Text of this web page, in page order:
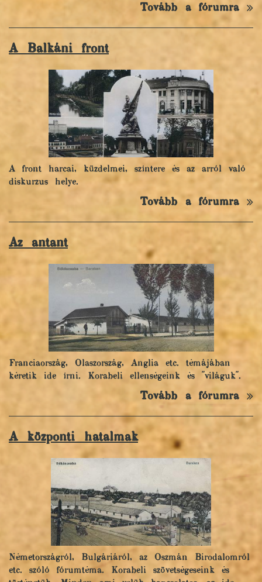
Tovább a fórumra
A Balkáni front
A front harcai, küzdelmei, színtere és az arról való
diskurzus helye.
Tovább a fórumra
Az antant
Franciaország, Olaszország, Anglia etc. témájában
kéretik ide írni. Korabeli ellenségeink és "világuk".
Tovább a fórumra
A központi hatalmak
Németországról, Bulgáriáról, az Oszmán Birodalomról
etc. szóló fórumtéma. Korabeli szövetségeseink és